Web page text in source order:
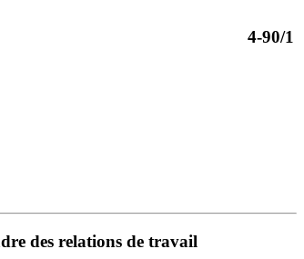
4-90/1
des relations de travail